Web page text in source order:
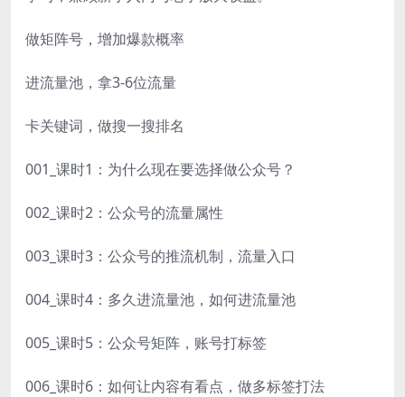
做矩阵号，增加爆款概率
进流量池，拿3-6位流量
卡关键词，做搜一搜排名
001_课时1：为什么现在要选择做公众号？
002_课时2：公众号的流量属性
003_课时3：公众号的推流机制，流量入口
004_课时4：多久进流量池，如何进流量池
005_课时5：公众号矩阵，账号打标签
006_课时6：如何让内容有看点，做多标签打法